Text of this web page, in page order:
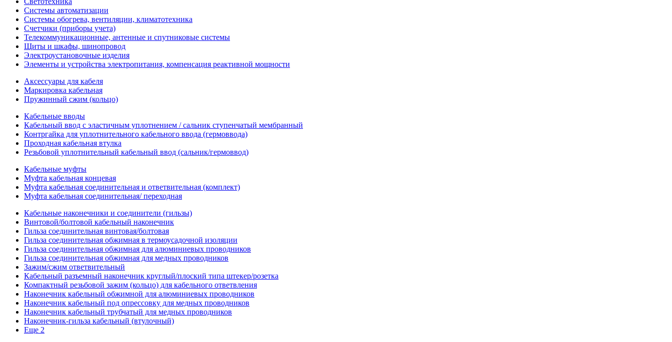
Системы автоматизации
Системы обогрева, вентиляции, климатотехника
Счетчики (приборы учета)
Телекоммуникационные, антенные и спутниковые системы
Щиты и шкафы, шинопровод
Электроустановочные изделия
Элементы и устройства электропитания, компенсация реактивной мощности
Аксессуары для кабеля
Маркировка кабельная
Пружинный сжим (кольцо)
Кабельные вводы
Кабельный ввод с эластичным уплотнением / сальник ступенчатый мембранный
Контргайка для уплотнительного кабельного ввода (гермоввода)
Проходная кабельная втулка
Резьбовой уплотнительный кабельный ввод (сальник/гермоввод)
Кабельные муфты
Муфта кабельная концевая
Муфта кабельная соединительная и ответвительная (комплект)
Муфта кабельная соединительная/ переходная
Кабельные наконечники и соединители (гильзы)
Винтовой/болтовой кабельный наконечник
Гильза соединительная винтовая/болтовая
Гильза соединительная обжимная в термоусадочной изоляции
Гильза соединительная обжимная для алюминиевых проводников
Гильза соединительная обжимная для медных проводников
Зажим/сжим ответвительный
Кабельный разъемный наконечник круглый/плоский типа штекер/розетка
Компактный резьбовой зажим (кольцо) для кабельного ответвления
Наконечник кабельный обжимной для алюминиевых проводников
Наконечник кабельный под опрессовку для медных проводников
Наконечник кабельный трубчатый для медных проводников
Наконечник-гильза кабельный (втулочный)
Еще 2